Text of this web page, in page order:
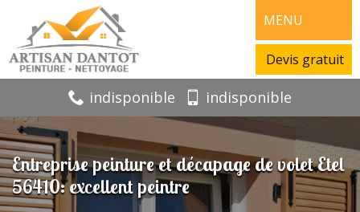
MENU
Devis gratuit
indisponible indisponible
Entreprise peinture et décapage de volet Etel
56410: excellent peintre